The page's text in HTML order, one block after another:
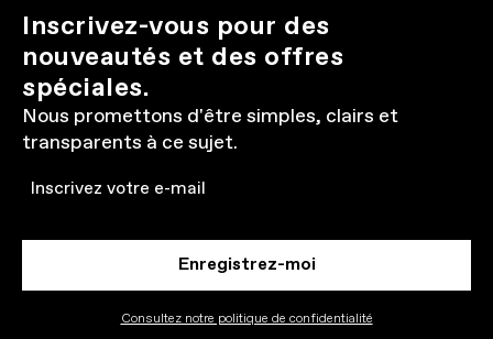
Inscrivez-vous pour des
nouveautés et des offres
spéciales.
Nous promettons d'être simples, clairs et
transparents à ce sujet.
Email
Enregistrez-moi
Consultez notre politique de confidentialité